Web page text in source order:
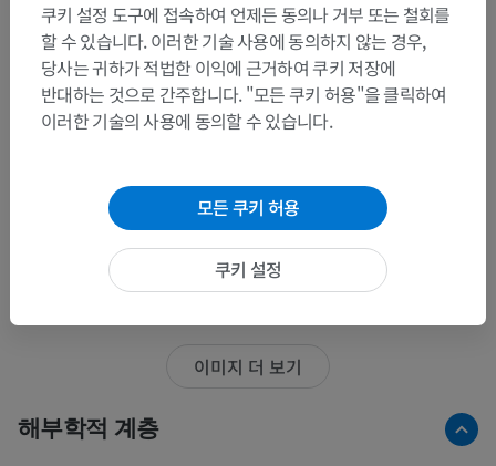
전체 17 이미지 중 15
이미지 더 보기
해부학적 계층
쿠키 설정 도구에 접속하여 언제든 동의나 거부 또는 철회를
할 수 있습니다. 이러한 기술 사용에 동의하지 않는 경우,
당사는 귀하가 적법한 이익에 근거하여 쿠키 저장에
반대하는 것으로 간주합니다. "모든 쿠키 허용"을 클릭하여
이러한 기술의 사용에 동의할 수 있습니다.
모든 쿠키 허용
쿠키 설정